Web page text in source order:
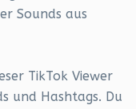
Sounds aus
TikTok Viewer
und Hashtags. Du